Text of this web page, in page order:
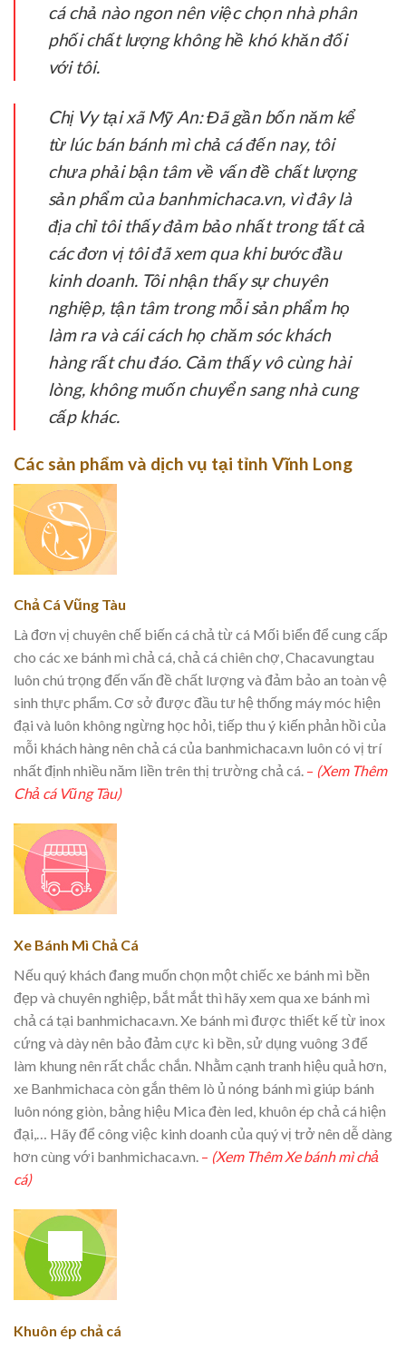
cá chả nào ngon nên việc chọn nhà phân
phối chất lượng không hề khó khăn đối
với tôi.
Chị Vy tại xã Mỹ An:Đã gần bốn năm kể
từ lúc bán bánh mì chả cá đến nay, tôi
chưa phải bận tâm về vấn đề chất lượng
sản phẩm của banhmichaca.vn, vì đây là
địa chỉ tôi thấy đảm bảo nhất trong tất cả
các đơn vị tôi đã xem qua khi bước đầu
kinh doanh. Tôi nhận thấy sự chuyên
nghiệp, tận tâm trong mỗi sản phẩm họ
làm ra và cái cách họ chăm sóc khách
hàng rất chu đáo. Cảm thấy vô cùng hài
lòng, không muốn chuyển sang nhà cung
cấp khác.
Các sản phẩm và dịch vụ tại tỉnh Vĩnh Long
Chả Cá Vũng Tàu
Là đơn vị chuyên chế biến cá chả từ cá Mối biển để cung cấp
cho các xe bánh mì chả cá, chả cá chiên chợ, Chacavungtau
luôn chú trọng đến vấn đề chất lượng và đảm bảo an toàn vệ
sinh thực phẩm. Cơ sở được đầu tư hệ thống máy móc hiện
đại và luôn không ngừng học hỏi, tiếp thu ý kiến phản hồi của
mỗi khách hàng nên chả cá của banhmichaca.vn luôn có vị trí
nhất định nhiều năm liền trên thị trường chả cá. – (Xem Thêm
Chả cá Vũng Tàu)
Xe Bánh Mì Chả Cá
Nếu quý khách đang muốn chọn một chiếc xe bánh mì bền
đẹp và chuyên nghiệp, bắt mắt thì hãy xem qua xe bánh mì
chả cá tại banhmichaca.vn. Xe bánh mì được thiết kế từ inox
cứng và dày nên bảo đảm cực kì bền, sử dụng vuông 3 để
làm khung nên rất chắc chắn. Nhằm cạnh tranh hiệu quả hơn,
xe Banhmichaca còn gắn thêm lò ủ nóng bánh mì giúp bánh
luôn nóng giòn, bảng hiệu Mica đèn led, khuôn ép chả cá hiện
đại,… Hãy để công việc kinh doanh của quý vị trở nên dễ dàng
hơn cùng với banhmichaca.vn. – (Xem Thêm Xe bánh mì chả
cá)
Khuôn ép chả cá